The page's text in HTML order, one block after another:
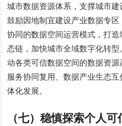
城市数据资源体系，支撑城市建
鼓励因地制宜建设产业数据专
协同的数据空间运营模式，打
态链，加快城市全域数字化转
动各类可信数据空间的数据资
服务协同复用、数据产业生态
体化发展。
（七）稳慎探索个人